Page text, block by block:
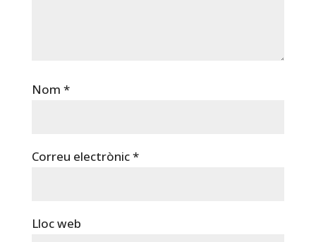
Nom *
Correu electrònic*
Lloc web